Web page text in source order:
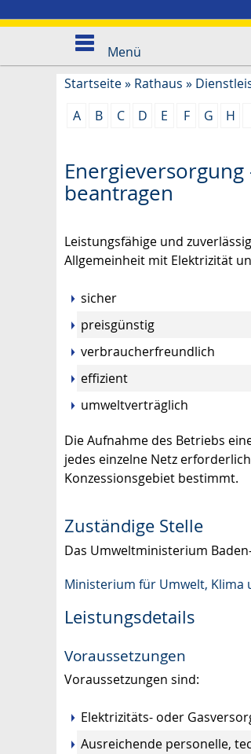
Menü
Startseite» Rathaus »
A
B C D E F G H
beantragen
Leistungsfähige und
Allgemeinheit mit Elektrizität
sicher
preisgünstig
verbraucherfreundlich
effizient
umweltverträglich
Die Aufnahme des Betriebs
jedes einzelne Netz
Konzessionsgebiet bestimmt.
Zuständige Stelle
Das Umweltministerium
Ministerium für Umwelt, Klima
Leistungsdetails
Voraussetzungen
Voraussetzungen sind:
Elektrizitäts- oder
Ausreichende personelle,